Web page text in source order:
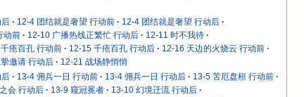
12-4 团结就是奢望 行动前
12-4 团结就是奢望 行动后
动前 12-10 广播热线正繁忙 行动后
12-11 时不我待
疮百孔 行动前 12-15 千疮百孔 行动后
12-16 天边的火烧云 行动前
邀请 行动后 12-21 战场静悄悄
13-4 佣兵一日 行动前 13-4 佣兵一日 行动后
13-5 苦厄盘桓 行动前
会 行动后 13-9 窥冠冕者
13-10 幻境迁流 行动后